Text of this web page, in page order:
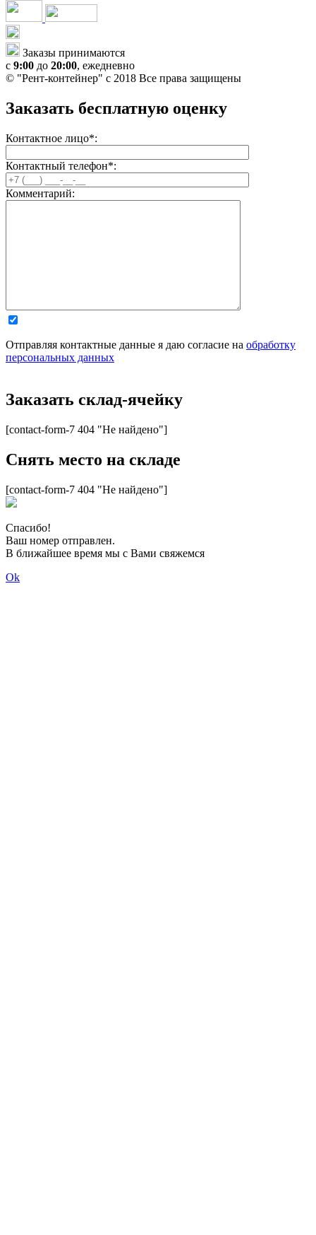
Заказы принимаются
с 9:00 до 20:00, ежедневно
© "Рент-контейнер" с 2018 Все права защищены
Заказать бесплатную оценку
Контактное лицо*:
Контактный телефон*:
Комментарий:
Отправляя контактные данные я даю согласие на обработку
персональных данных
Заказать склад-ячейку
[contact-form-7 404 "Не найдено"]
Снять место на складе
[contact-form-7 404 "Не найдено"]
Спасибо!
Ваш номер отправлен.
В ближайшее время мы с Вами свяжемся
Ok